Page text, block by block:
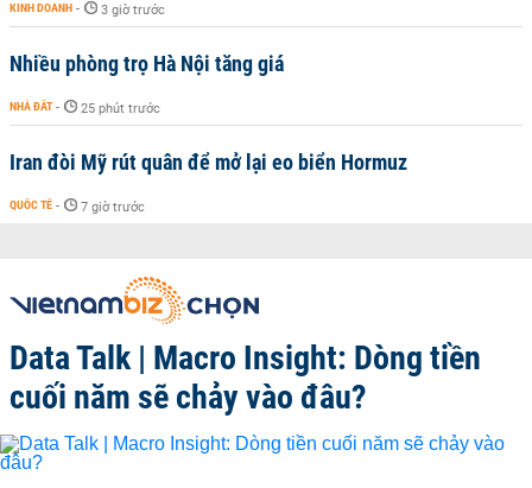
KINH DOANH - 3 giờ trước
Nhiều phòng trọ Hà Nội tăng giá
NHÀ ĐẤT - 25 phút trước
Iran đòi Mỹ rút quân để mở lại eo biển Hormuz
QUỐC TẾ - 7 giờ trước
Data Talk | Macro Insight: Dòng tiền
cuối năm sẽ chảy vào đâu?